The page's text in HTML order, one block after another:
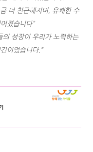
더 친근해지며, 유쾌한 수
졌습니다”
의 성장이 우리가 노력하는
이었습니다.”